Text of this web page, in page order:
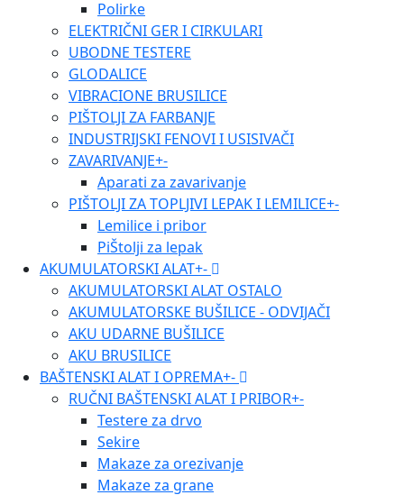
Polirke
ELEKTRIČNI GER I CIRKULARI
UBODNE TESTERE
GLODALICE
VIBRACIONE BRUSILICE
PIŠTOLJI ZA FARBANJE
INDUSTRIJSKI FENOVI I USISIVAČI
ZAVARIVANJE+-
Aparati za zavarivanje
PIŠTOLJI ZA TOPLJIVI LEPAK I LEMILICE+-
Lemilice i pribor
PiŠtolji za lepak
AKUMULATORSKI ALAT+-
AKUMULATORSKI ALAT OSTALO
AKUMULATORSKE BUŠILICE - ODVIJAČI
AKU UDARNE BUŠILICE
AKU BRUSILICE
BAŠTENSKI ALAT I OPREMA+-
RUČNI BAŠTENSKI ALAT I PRIBOR+-
Testere za drvo
Sekire
Makaze za orezivanje
Makaze za grane